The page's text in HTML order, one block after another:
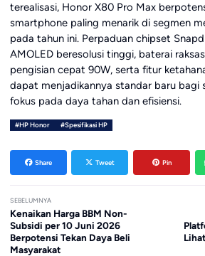
terealisasi, Honor X80 Pro Max
smartphone paling menarik di segmen
pada tahun ini. Perpaduan chipset
AMOLED beresolusi tinggi, baterai
pengisian cepat 90W, serta fitur
dapat menjadikannya standar baru bagi
fokus pada daya tahan dan efisiensi.
#HP Honor #Spesifikasi HP
Share Tweet Pin
SEBELUMNYA
Kenaikan Harga BBM Non-
Subsidi per 10 Juni 2026
Berpotensi Tekan Daya Beli
Masyarakat